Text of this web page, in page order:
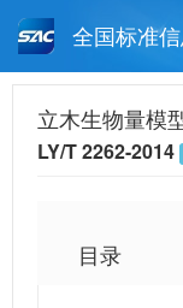
全国标准
月报查询
立木生物量模
LY/T 2262-2014
目录